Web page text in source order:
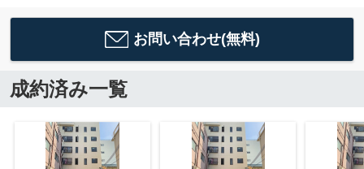
お問い合わせ(無料)
成約済み一覧